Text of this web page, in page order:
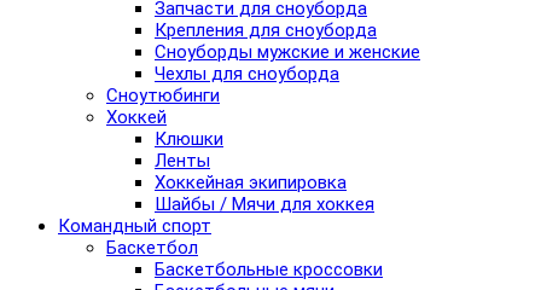
Запчасти для сноуборда
Крепления для сноуборда
Сноуборды мужские и женские
Чехлы для сноуборда
Сноутюбинги
Хоккей
Клюшки
Ленты
Хоккейная экипировка
Шайбы / Мячи для хоккея
Командный спорт
Баскетбол
Баскетбольные кроссовки